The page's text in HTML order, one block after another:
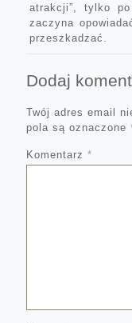
atrakcji”, tylko
zaczyna
przeszkadzać.
Dodaj
Twój adres email
pola są oznaczone
Komentarz *